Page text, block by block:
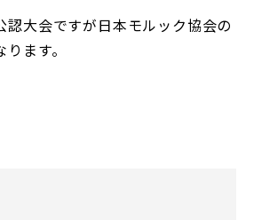
大会ですが日本モルック協会の
ます。